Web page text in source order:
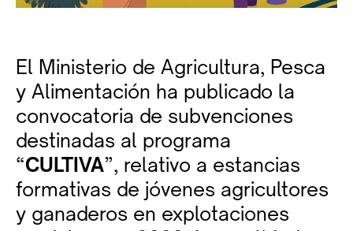
El Ministerio de Agricultura, Pesca
y Alimentación ha publicado la
convocatoria de subvenciones
destinadas al programa
“CULTIVA”, relativo a estancias
formativas de jóvenes agricultores
y ganaderos en explotaciones